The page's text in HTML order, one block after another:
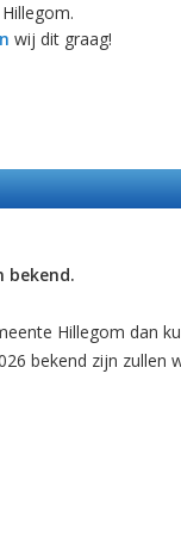
wij dit graag!
bekend.
Hillegom dan
bekend zijn zullen